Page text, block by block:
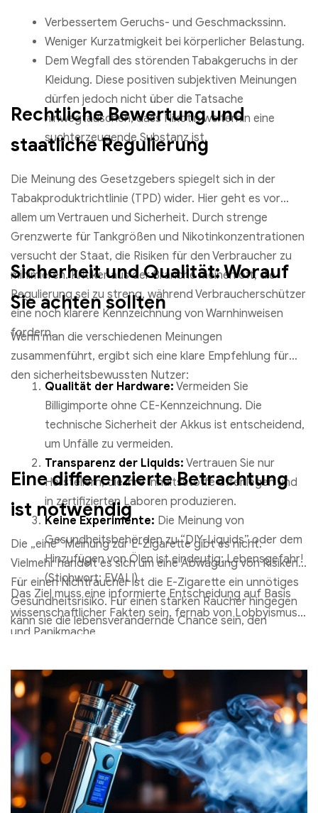
Verbessertem Geruchs- und Geschmackssinn.
Weniger Kurzatmigkeit bei körperlicher Belastung.
Dem Wegfall des störenden Tabakgeruchs in der
Kleidung. Diese positiven subjektiven Meinungen
dürfen jedoch nicht über die Tatsache
hinwegtäuschen, dass Nikotin weiterhin eine
suchterzeugende Substanz ist.
Rechtliche Bewertung und
staatliche Regulierung
Die Meinung des Gesetzgebers spiegelt sich in der
Tabakproduktrichtlinie (TPD) wider. Hier geht es vor
allem um Vertrauen und Sicherheit. Durch strenge
Grenzwerte für Tankgrößen und Nikotinkonzentrationen
versucht der Staat, die Risiken für den Verbraucher zu
minimieren. Kritiker aus der Branche meinen oft, die
Regulierung sei zu streng, während Verbraucherschützer
eine noch klarere Kennzeichnung von Warnhinweisen
fordern.
Sicherheit und Qualität: Worauf
Sie achten sollten
Wenn man die verschiedenen Meinungen
zusammenführt, ergibt sich eine klare Empfehlung für
den sicherheitsbewussten Nutzer:
Qualität der Hardware: Vermeiden Sie
Billigimporte ohne CE-Kennzeichnung. Die
technische Sicherheit der Akkus ist entscheidend,
um Unfälle zu vermeiden.
Transparenz der Liquids: Vertrauen Sie nur
Herstellern, die ihre Inhaltsstoffe offenlegen und
in zertifizierten Laboren produzieren.
Keine Experimente: Die Meinung von
Gesundheitsbehörden zu “DIY-Liquids” oder dem
Hinzufügen von Ölen ist eindeutig: Lebensgefahr!
(Stichwort: EVALI).
Eine differenzierte Betrachtung
ist notwendig
Die „eine“ Meinung zur E-Zigarette gibt es nicht.
Vielmehr handelt es sich um eine Abwägung von Risiken.
Für einen Nichtraucher ist die E-Zigarette ein unnötiges
Gesundheitsrisiko. Für einen starken Raucher hingegen
kann sie die lebensverändernde Chance sein, den
Das Ziel muss eine informierte Entscheidung auf Basis
wissenschaftlicher Fakten sein, fernab von Lobbyismus
und Panikmache.